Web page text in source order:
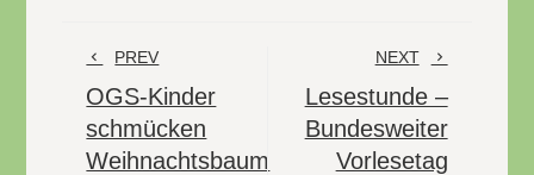
PREV
OGS-Kinder
schmücken
Weihnachtsbaum
NEXT
Lesestunde –
Bundesweiter
Vorlesetag